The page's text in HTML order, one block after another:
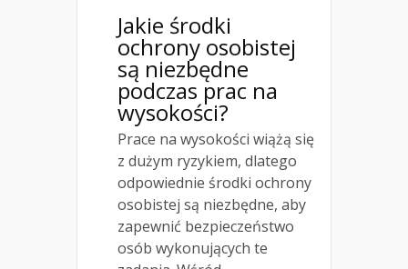
Jakie środki
ochrony osobistej
są niezbędne
podczas prac na
wysokości?
Prace na wysokości wiążą się
z dużym ryzykiem, dlatego
odpowiednie środki ochrony
osobistej są niezbędne, aby
zapewnić bezpieczeństwo
osób wykonujących te